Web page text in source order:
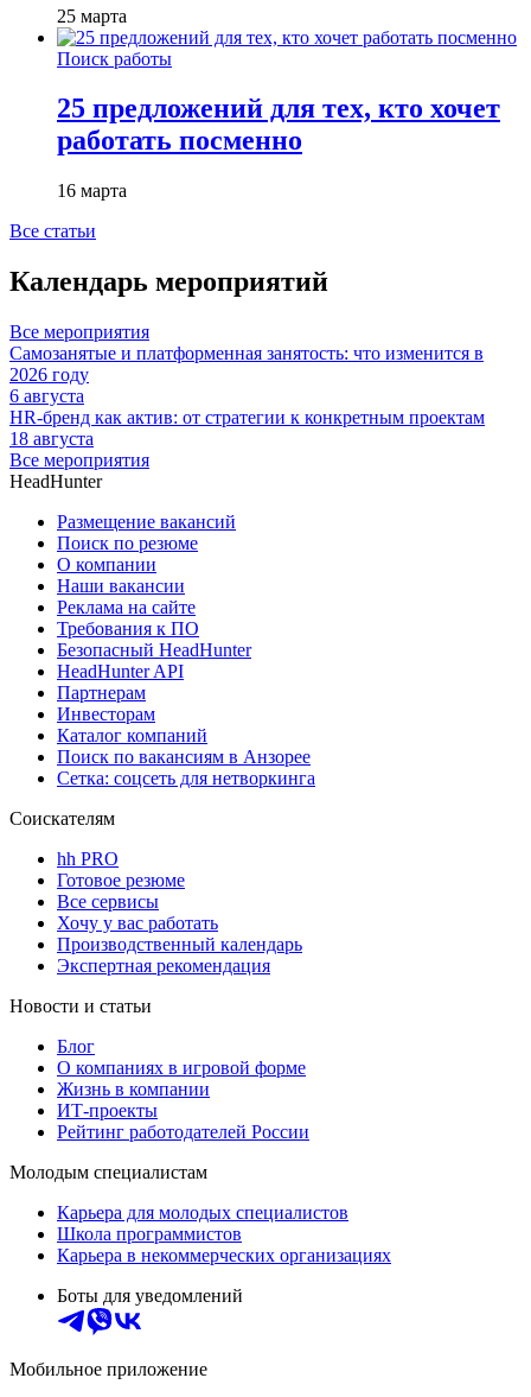
25 марта
Поиск работы
25 предложений для тех, кто хочет
работать посменно
16 марта
Все статьи
Календарь мероприятий
Все мероприятия
Самозанятые и платформенная занятость: что изменится в
2026 году
6 августа
HR-бренд как актив: от стратегии к конкретным проектам
18 августа
Все мероприятия
HeadHunter
Размещение вакансий
Поиск по резюме
О компании
Наши вакансии
Реклама на сайте
Требования к ПО
Безопасный HeadHunter
HeadHunter API
Партнерам
Инвесторам
Каталог компаний
Поиск по вакансиям в Анзорее
Сетка: соцсеть для нетворкинга
Соискателям
hh PRO
Готовое резюме
Все сервисы
Хочу у вас работать
Производственный календарь
Экспертная рекомендация
Новости и статьи
Блог
О компаниях в игровой форме
Жизнь в компании
ИТ-проекты
Рейтинг работодателей России
Молодым специалистам
Карьера для молодых специалистов
Школа программистов
Карьера в некоммерческих организациях
Боты для уведомлений
Мобильное приложение